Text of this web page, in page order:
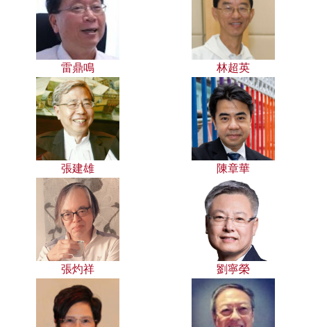
雷鼎鳴 林超英
張建雄 陳章華
張灼祥 劉寧榮